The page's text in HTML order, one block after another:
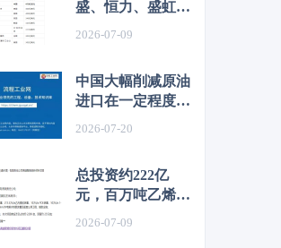
盛、恒力、盛虹、
2026-07-09
中国大幅削减原油
进口在一定程度上
2026-07-20
总投资约222亿
元，百万吨乙烯及
2026-07-09